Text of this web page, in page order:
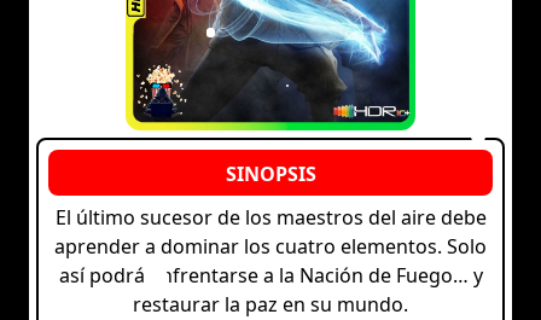
El último sucesor de los maestros del aire debe
aprender a dominar los cuatro elementos. Solo
así podrá enfrentarse a la Nación de Fuego… y
restaurar la paz en su mundo.